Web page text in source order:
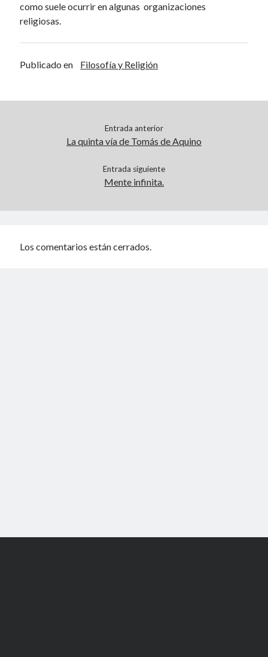
como suele ocurrir en algunas organizaciones
religiosas.
Publicado en Filosofía y Religión
Entrada anterior
La quinta vía de Tomás de Aquino
Entrada siguiente
Mente infinita.
Los comentarios están cerrados.